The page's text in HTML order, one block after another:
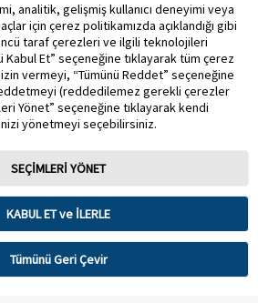
Politikası
Kullanım Koşulları
Libre ve ilgili marka markaları Abbott'un
ticari adı veya ticari takdim şekli, Abbott
izni olmaksızın, şirketin ürün veya
kullanılamaz. Bu web sitesi ve burada yer
edenler tarafından kullanılmak üzere
yalnızca açıklama amaçlıdır.
analitik, gelişmiş kullanıcı deneyimi veya
için çerez politikamızda açıklandığı gibi
taraf çerezleri ve ilgili teknolojileri
Kabul Et” seçeneğine tıklayarak tüm çerez
vermeyi, “Tümünü Reddet” seçeneğine
reddetmeyi (reddedilemez gerekli çerezler
Yönet” seçeneğine tıklayarak kendi
yönetmeyi seçebilirsiniz.
SEÇİMLERİ YÖNET
KABUL ET ve İLERLE
Tümünü Geri Çevir